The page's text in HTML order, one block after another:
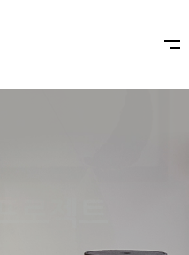
로젝트